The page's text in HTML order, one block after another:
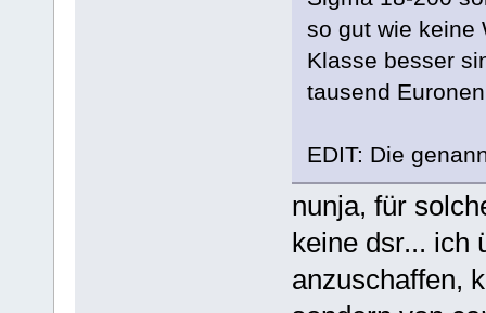
so gut wie keine
Klasse besser
tausend
EDIT: Die
nunja, für
keine dsr... ich
anzuschaffen,